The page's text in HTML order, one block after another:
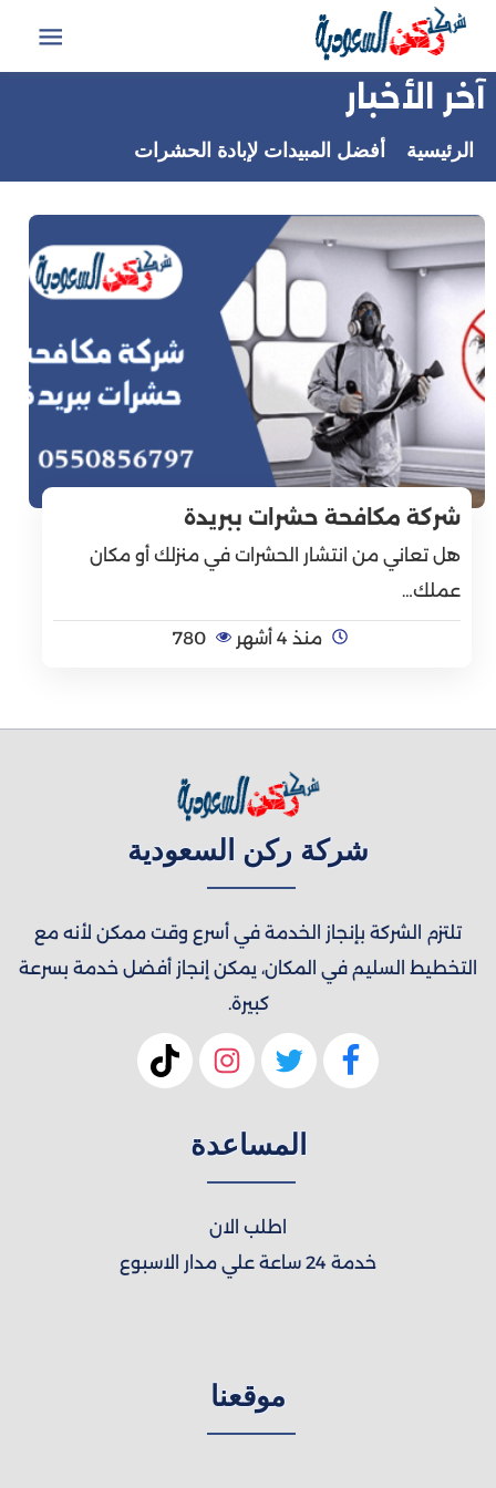
التجاوز
المحتوى
آخر الأخبار
الرئيسية أفضل المبيدات لإبادة الحشرات
شركة مكافحة حشرات ببريدة
هل تعاني من انتشار الحشرات في منزلك أو مكان
عملك…
منذ 4 أشهر 780
شركة ركن السعودية
تلتزم الشركة بإنجاز الخدمة في أسرع وقت ممكن لأنه مع
التخطيط السليم في المكان، يمكن إنجاز أفضل خدمة بسرعة
كبيرة.
المساعدة
اطلب الان
خدمة 24 ساعة علي مدار الاسبوع
موقعنا